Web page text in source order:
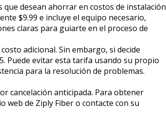
desean ahorrar en costos de instalación
$9.99 e incluye el equipo necesario,
claras para guiarte en el proceso de
adicional. Sin embargo, si decide
Puede evitar esta tarifa usando su propio
para la resolución de problemas.
cancelación anticipada. Para obtener
web de Ziply Fiber o contacte con su